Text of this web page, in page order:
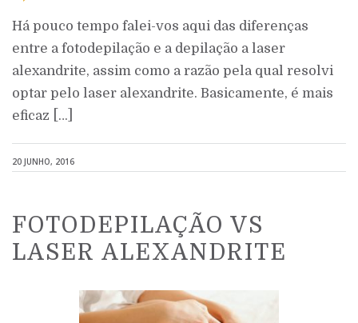
Há pouco tempo falei-vos aqui das diferenças
entre a fotodepilação e a depilação a laser
alexandrite, assim como a razão pela qual resolvi
optar pelo laser alexandrite. Basicamente, é mais
eficaz […]
20 JUNHO, 2016
FOTODEPILAÇÃO VS
LASER ALEXANDRITE